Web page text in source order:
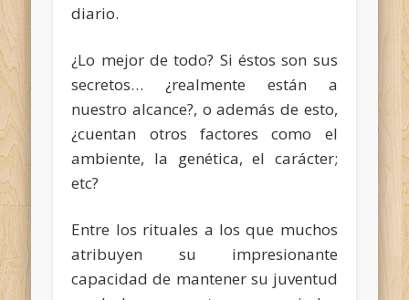
diario.
¿Lo mejor de todo? Si éstos son sus
secretos… ¿realmente están a
nuestro alcance?, o además de esto,
¿cuentan otros factores como el
ambiente, la genética, el carácter;
etc?
Entre los rituales a los que muchos
atribuyen su impresionante
capacidad de mantener su juventud